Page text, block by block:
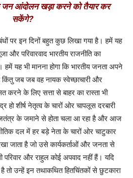
जन आंदोलन खड़ा करने को तैयार कर
सकेंगे?
पर इन दिनों बहुत कुछ लिखा गया है। हमें यह
और परिवारवाद भारतीय राजनीति का
यह भी मानना होगा कि भारतीय जनता अपने
किंतु जब जब वह नायक स्वेच्छाचारी और
करने के लिए सत्ता से बाहर का रास्ता भी
हो शीर्ष नेतृत्व के चारों ओर चापलूस दरबारी
के जमाने से होता चला आ रहा है और आज
दल में हर बड़े नेता के चारों ओर चाटुकार
देखा जाता है जो उसे कार्यकर्ताओं और जनता से
और राहुल कोई अपवाद नहीं हैं। यदि
उन्हें इन तथाकथित हितचिंतकों से छुटकारा